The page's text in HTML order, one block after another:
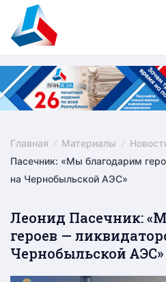
content
Главная Материалы
Пасечник: «Мы благодарим
на Чернобыльской АЭС»
Леонид Пасечник:
героев —
Чернобыльской АЭС»